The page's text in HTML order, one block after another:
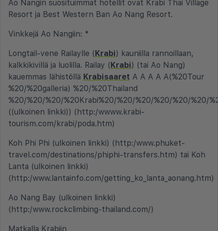
Ao Nangin suosituimmat hotellit ovat Krabi Thai Village
Resort ja Best Western Ban Ao Nang Resort.
Vinkkejä Ao Nangiin: *
Longtail-vene Railaylle (Krabi) kauniilla rannoillaan,
kalkkikivillä ja luolilla. Railay (Krabi) (tai Ao Nang)
kauemmas lähistöllä Krabisaaret A A A A A(%20Tour
%20/%20galleria) %20/%20Thailand
%20/%20/%20/%20Krabi%20/%20/%20/%20/%20/%20/
((ulkoinen linkki)) (http:/wwww.krabi-
tourism.com/krabi/poda.htm)
Koh Phi Phi (ulkoinen linkki) (http:/www.phuket-
travel.com/destinations/phiphi-transfers.htm) tai Koh
Lanta (ulkoinen linkki)
(http:/www.lantainfo.com/getting_ko_lanta_aonang.htm)
Ao Nang Bay (ulkoinen linkki)
(http:/www.rockclimbing-thailand.com/)
Matkalla Krabiin